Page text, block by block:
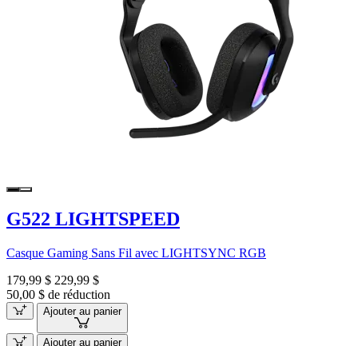
G522 LIGHTSPEED
Casque Gaming Sans Fil avec LIGHTSYNC RGB
179,99 $ 229,99 $
50,00 $ de réduction
Ajouter au panier
Ajouter au panier